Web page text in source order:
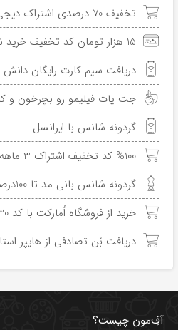
تخفیف 70 درصدی اشتراک دیجی پلاس از دیجی کالا
15 هزار تومان کد تخفیف خرید نان از اسنپ فود
دریافت سیم کارت رایگان دانش
جت پات فیلیمو رو بچرخون و
گردونه شانس با ایرانسل
%100 کد تخفیف اشتراک 3 ماهه دیجی پلاس از دیجی کالا
گردونه شانس بانی مد تا 100درصد تخفیف
خرید از فروشگاه اُمارکت با کد 30 هزار تومانی اکالا
دریافت بُن تصادفی از هایپر
آفِ‌مون چیست؟